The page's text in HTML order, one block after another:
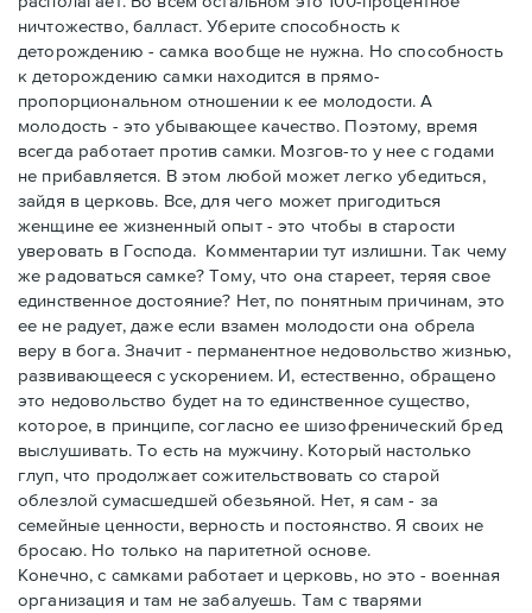
ничтожество, балласт. Уберите способность к
деторождению - самка вообще не нужна. Но способность
к деторождению самки находится в прямо-
пропорциональном отношении к ее молодости. А
молодость - это убывающее качество. Поэтому, время
всегда работает против самки. Мозгов-то у нее с годами
не прибавляется. В этом любой может легко убедиться,
зайдя в церковь. Все, для чего может пригодиться
женщине ее жизненный опыт - это чтобы в старости
уверовать в Господа. Комментарии тут излишни. Так чему
же радоваться самке? Тому, что она стареет, теряя свое
единственное достояние? Нет, по понятным причинам, это
ее не радует, даже если взамен молодости она обрела
веру в бога. Значит - перманентное недовольство жизнью,
развивающееся с ускорением. И, естественно, обращено
это недовольство будет на то единственное существо,
которое, в принципе, согласно ее шизофренический бред
выслушивать. То есть на мужчину. Который настолько
глуп, что продолжает сожительствовать со старой
облезлой сумасшедшей обезьяной. Нет, я сам - за
семейные ценности, верность и постоянство. Я своих не
бросаю. Но только на паритетной основе.
Конечно, с самками работает и церковь, но это - военная
организация и там не забалуешь. Там с тварями